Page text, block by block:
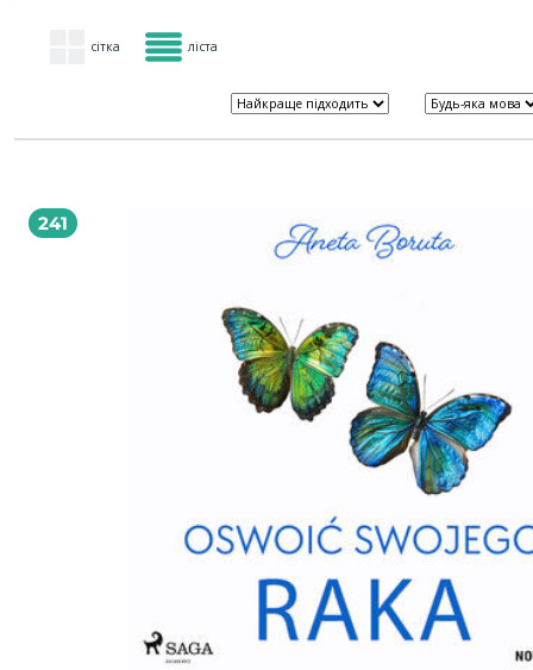
сітка ліста
241